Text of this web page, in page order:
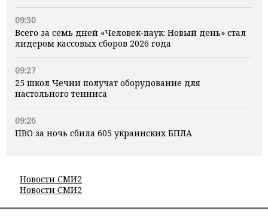
09:30
Всего за семь дней «Человек‑паук: Новый день» стал
лидером кассовых сборов 2026 года
09:27
25 школ Чечни получат оборудование для
настольного тенниса
09:26
ПВО за ночь сбила 605 украинских БПЛА
Новости СМИ2
Новости СМИ2